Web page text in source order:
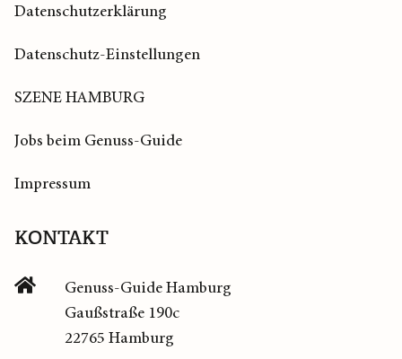
Datenschutzerklärung
Datenschutz-Einstellungen
SZENE HAMBURG
Jobs beim Genuss-Guide
Impressum
KONTAKT
Genuss-Guide Hamburg
Gaußstraße 190c
22765 Hamburg